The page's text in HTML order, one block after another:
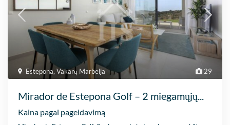
29
Estepona,Vakarų Marbelja
Mirador de Estepona Golf – 2 miegamųjų...
Kaina pagal pageidavimą